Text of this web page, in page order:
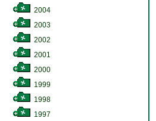
2004
2003
2002
2001
2000
1999
1998
1997